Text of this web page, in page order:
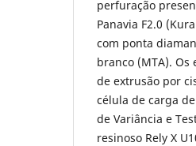
perfuração
Panavia F2.0
com ponta
branco (MTA).
de extrusão por
célula de carga
de Variância e
resinoso Rely X